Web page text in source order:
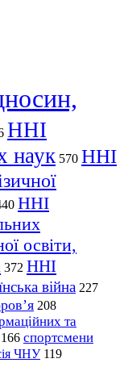
ННІ
наук 570 ННІ
ННІ
освіти,
372 ННІ
війна 227
208
та
166 спортсмени
ЧНУ 119